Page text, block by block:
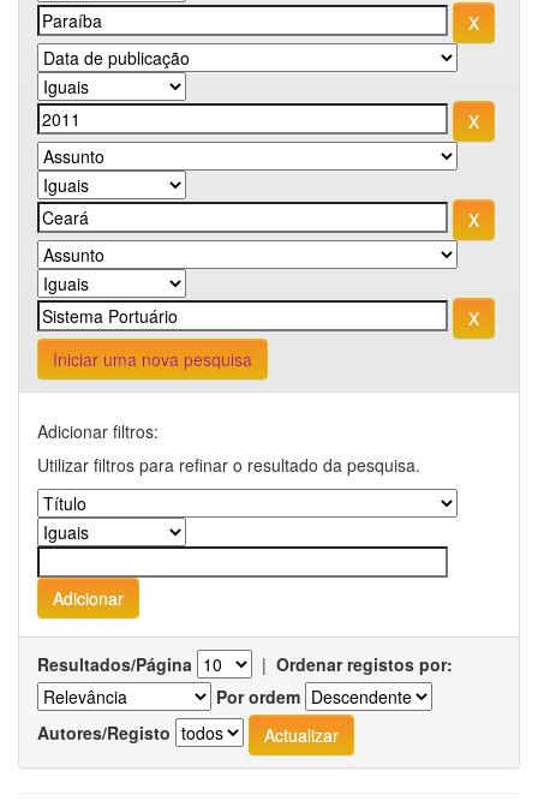
Iniciar uma nova pesquisa
Adicionar filtros:
Utilizar filtros para refinar o resultado da pesquisa.
Resultados/Página | Ordenar registos por:
Por ordem
Autores/Registo